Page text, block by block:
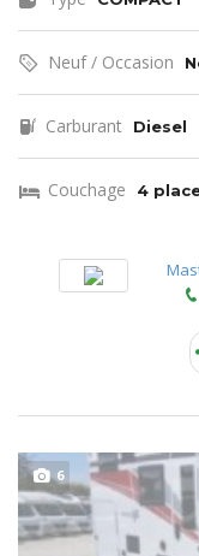
Neuf / Occasion
Carburant Diesel
Couchage 4
6